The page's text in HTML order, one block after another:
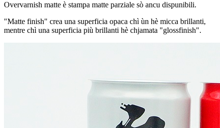
Overvarnish matte è stampa matte parziale sò ancu dispunibili.
"Matte finish" crea una superficia opaca chì ùn hè micca brillanti,
mentre chì una superficia più brillanti hè chjamata "glossfinish".